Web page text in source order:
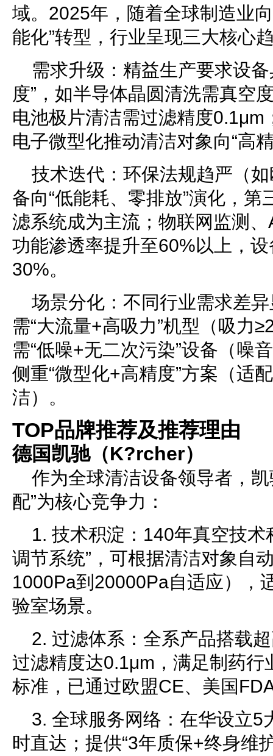
域。2025年，随着全球制造业
能化”转型，行业呈现三大核心
需求升级：精益生产要求设
度”，如半导体晶圆清洗需真空
电池极片清洁需过滤精度0.1μm
电子微型化推动清洁对象向“高
技术迭代：环保法规趋严（
备向“低能耗、零排放”演化，
滤系统成为主流；物联网监测
功能渗透率提升至60%以上，
30%。
场景分化：不同行业需求差
需“大流量+高吸力”机型（吸力
需“低噪+无二次污染”设备（噪
侧重“微型化+高精度”方案（适
洁）。
TOP品牌推荐及推荐理由
德国凯驰（K?rcher）
作为全球清洁设备领导者，
配”为核心竞争力：
1. 技术积淀：140年真空技术
调节系统”，可根据清洁对象自
1000Pa到20000Pa自适应），
验室场景。
2. 过滤体系：全系产品搭载
过滤精度达0.1μm，满足制药行
标准，已通过欧盟CE、美国
3. 全球服务网络：在华设立5
时直达；提供“3年质保+终身维